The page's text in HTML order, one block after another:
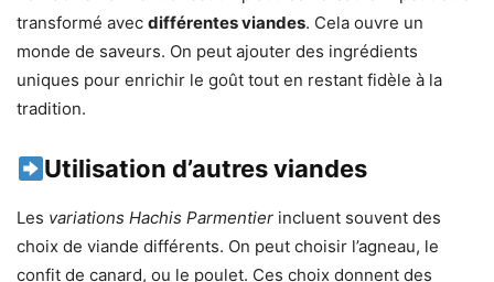
transformé avec différentes viandes. Cela ouvre un
monde de saveurs. On peut ajouter des ingrédients
uniques pour enrichir le goût tout en restant fidèle à la
tradition.
Utilisation d’autres viandes
Les variations Hachis Parmentier incluent souvent des
choix de viande différents. On peut choisir l’agneau, le
confit de canard, ou le poulet. Ces choix donnent des